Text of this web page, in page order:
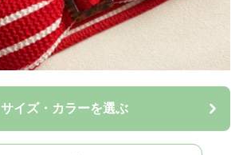
サイズ・カラーを選ぶ